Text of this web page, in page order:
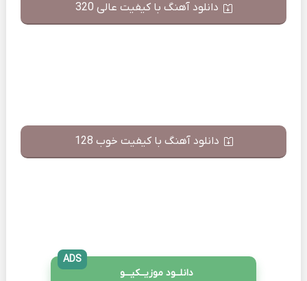
دانلود آهنگ با کیفیت عالی 320
دانلود آهنگ با کیفیت خوب 128
دانلــود موزیــکیـــو
ADS